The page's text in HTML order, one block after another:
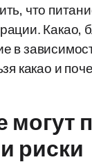
что
Какао,
в
какао и
могут
риски